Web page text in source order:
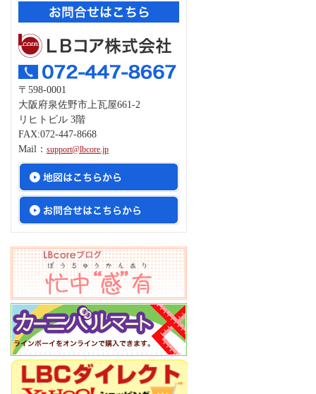
〒598-0001
大阪府泉佐野市上瓦屋661-2
リヒトビル 3階
FAX:072-447-8668
Mail： support@lbcore.jp